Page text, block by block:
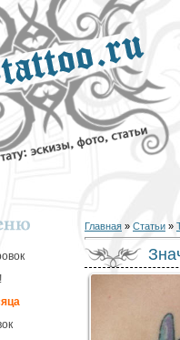
Главная » Статьи »